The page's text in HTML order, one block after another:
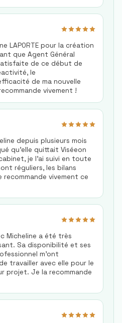
aide!
LAPORTE pour la création
que Agent Général
de ce début de
le
de ma nouvelle
vivement !
depuis plusieurs mois
qu'elle quittait Viséeon
je l'ai suivi en toute
réguliers, les bilans
vivement ce
Micheline a été très
Sa disponibilité et ses
m'ont
travailler avec elle pour le
projet. Je la recommande